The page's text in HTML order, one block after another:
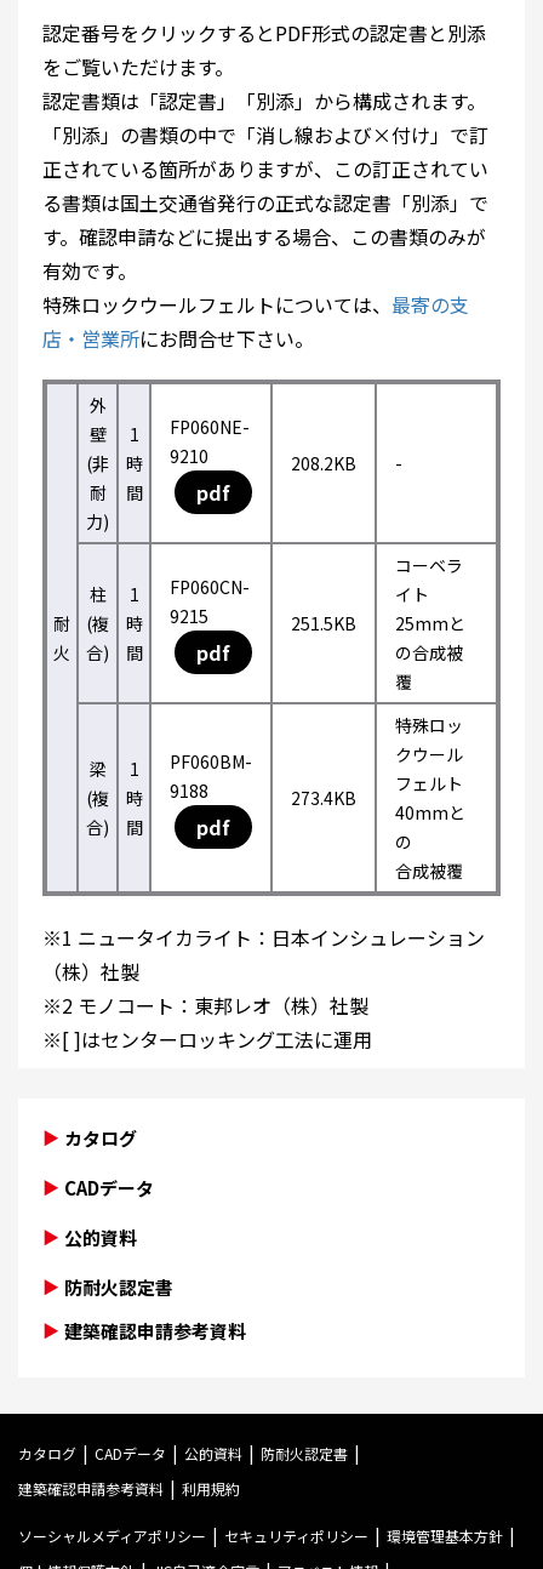
認定番号をクリックするとPDF形式の認定書と別添
をご覧いただけます。
認定書類は「認定書」「別添」から構成されます。
「別添」の書類の中で「消し線および×付け」で訂
正されている箇所がありますが、この訂正されてい
る書類は国土交通省発行の正式な認定書「別添」で
す。確認申請などに提出する場合、この書類のみが
有効です。
特殊ロックウールフェルトについては、 最寄の支
店・営業所にお問合せ下さい。
耐
火
外
壁
(非
耐
力)
1
時
間
FP060NE-
9210
pdf
208.2KB -
柱
(複
合)
1
時
間
FP060CN-
9215
pdf
251.5KB
コーベラ
イト
25mmと
の合成被
覆
梁
(複
合)
1
時
間
PF060BM-
9188
pdf
273.4KB
特殊ロッ
クウール
フェルト
40mmと
の
合成被覆
※1 ニュータイカライト：日本インシュレーション
（株）社製
※2 モノコート：東邦レオ（株）社製
※[ ]はセンターロッキング工法に運用
カタログ
CADデータ
公的資料
防耐火認定書
建築確認申請参考資料
カタログ CADデータ 公的資料
防耐火認定書
建築確認申請参考資料
利用規約
ソーシャルメディアポリシー セキュリティポリシー
環境管理基本方針